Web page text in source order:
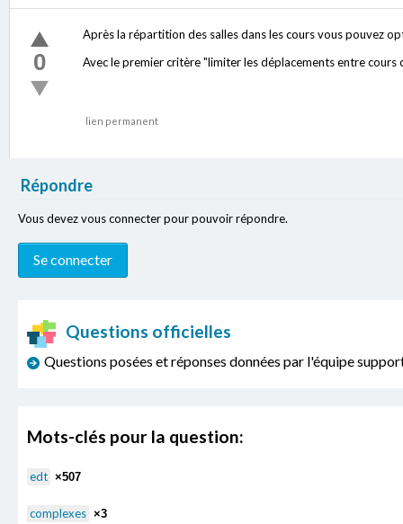
0
Après la répartition des salles dans les cours vous pouvez
Avec le premier critère "limiter les déplacements entre
lien permanent
Répondre
Vous devez vous connecter pour pouvoir répondre.
Questions officielles
Questions posées et réponses données par l'équipe
Mots-clés pour la question:
edt ×507
complexes ×3